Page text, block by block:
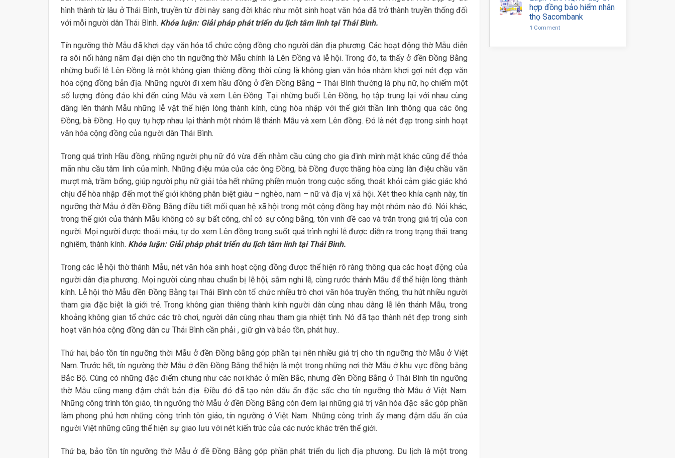
hình thành từ lâu ở Thái Bình, truyền từ đời này sang đời khác như một sinh hoạt văn hóa đã trở thành truyền thống đối
với mỗi người dân Thái Bình. Khóa luận: Giải pháp phát triển du lịch tâm linh tại Thái Bình.
Tín ngưỡng thờ Mẫu đã khơi dạy văn hóa tổ chức cộng đồng cho người dân địa phương. Các hoạt động thờ Mẫu diễn
ra sôi nổi hàng năm đại diện cho tín ngưỡng thờ Mẫu chính là Lên Đồng và lễ hội. Trong đó, ta thấy ở đền Đồng Bằng
những buổi lễ Lên Đồng là một không gian thiêng đồng thời cũng là không gian văn hóa nhằm khơi gợi nét đẹp văn
hóa cộng đồng bản địa. Những người đi xem hầu đồng ở đền Đồng Bằng – Thái Bình thường là phụ nữ, họ chiếm một
số lượng đông đảo khi đến cúng Mẫu và xem Lên Đồng. Tại những buổi Lên Đồng, họ tập trung lại với nhau cùng
dâng lên thánh Mẫu những lễ vật thể hiện lòng thành kính, cùng hòa nhập với thế giới thần linh thông qua các ông
Đồng, bà Đồng. Họ quy tụ hợp nhau lại thành một nhóm lễ thánh Mẫu và xem Lên đồng. Đó là nét đẹp trong sinh hoạt
văn hóa cộng đồng của người dân Thái Bình.
Trong quá trình Hầu đồng, những người phụ nữ đó vừa đến nhằm cầu cúng cho gia đình mình mặt khác cũng để thỏa
mãn nhu cầu tâm linh của mình. Những điệu múa của các ông Đồng, bà Đồng được thăng hòa cùng làn điệu chầu văn
mượt mà, trầm bổng, giúp người phụ nữ giải tỏa hết những phiền muộn trong cuộc sống, thoát khỏi cảm giác giác khó
chịu để hòa nhập đến mọt thế giới không phân biệt giàu – nghèo, nam – nữ và địa vị xã hội. Xét theo khía cạnh này, tín
ngưỡng thờ Mẫu ở đền Đồng Bằng điều tiết mối quan hệ xã hội trong một cộng đồng hay một nhóm nào đó. Nói khác,
trong thế giới của thánh Mẫu không có sự bất công, chỉ có sự công bằng, tôn vinh đề cao và trân trọng giá trị của con
người. Mọi người được thoải máu, tự do xem Lên đồng trong suốt quá trình nghi lễ được diễn ra trong trạng thái trang
nghiêm, thành kính. Khóa luận: Giải pháp phát triển du lịch tâm linh tại Thái Bình.
Trong các lễ hội thờ thánh Mẫu, nét văn hóa sinh hoạt cộng đồng được thể hiện rõ ràng thông qua các hoạt động của
người dân địa phương. Mọi người cùng nhau chuẩn bị lễ hội, sắm nghi lễ, cùng rước thánh Mẫu để thể hiện lòng thành
kính. Lễ hội thờ Mẫu đền Đồng Bằng tại Thái Bình còn tổ chức nhiều trò chơi văn hóa truyền thống, thu hút nhiều người
tham gia đặc biệt là giới trẻ. Trong không gian thiêng thành kính người dân cùng nhau dâng lễ lên thánh Mẫu, trong
khoảng không gian tổ chức các trò chơi, người dân cùng nhau tham gia nhiệt tình. Nó đã tạo thành nét đẹp trong sinh
hoạt văn hóa cộng đồng dân cư Thái Bình cần phải , giữ gìn và bảo tồn, phát huy..
Thứ hai, bảo tồn tín ngưỡng thời Mẫu ở đền Đồng bằng góp phần tại nên nhiều giá trị cho tín ngưỡng thờ Mẫu ở Việt
Nam. Trước hết, tín ngường thờ Mẫu ở đền Đồng Bằng thể hiện là một trong những nơi thờ Mẫu ở khu vực đồng bằng
Bắc Bộ. Cùng có những đặc điểm chung như các nơi khác ở miền Bắc, nhưng đền Đồng Bằng ở Thái Bình tín ngưỡng
thờ Mẫu cũng mang đậm chất bản địa. Điều đó đã tạo nên dấu ấn đặc sấc cho tín ngưỡng thờ Mẫu ở Việt Nam.
Những công trình tôn giáo, tín ngưỡng thờ Mẫu ở đền Đồng Bằng còn đem lại những giá trị văn hóa đặc sắc góp phần
làm phong phú hơn những công trình tôn giáo, tín ngưỡng ở Việt Nam. Những công trình ấy mang đậm dấu ấn của
người Việt những cũng thể hiện sự giao lưu với nét kiến trúc của các nước khác trên thế giới.
Thứ ba, bảo tồn tín ngưỡng thờ Mẫu ở đề Đồng Bằng góp phần phát triển du lịch địa phương. Du lịch là một trong
hợp đồng bảo hiểm nhân
thọ Sacombank
1 Comment